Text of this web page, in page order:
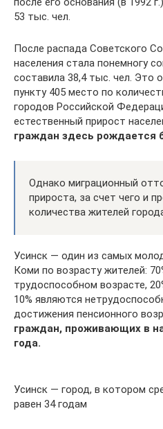
53 тыс. чел.
После распада Советского
населения стала понемногу
составила 38,4 тыс. чел. Это
пункту 405 место по
городов Российской
естественный прирост
граждан здесь рождается
Однако миграционный
прироста, за счет чего и
количества жителей
Усинск — один из самых
Коми по возрасту жителей:
трудоспособном возрасте,
10% являются
достижения пенсионного
граждан, проживающих в
года.
Усинск — город, в котором
равен 34 годам